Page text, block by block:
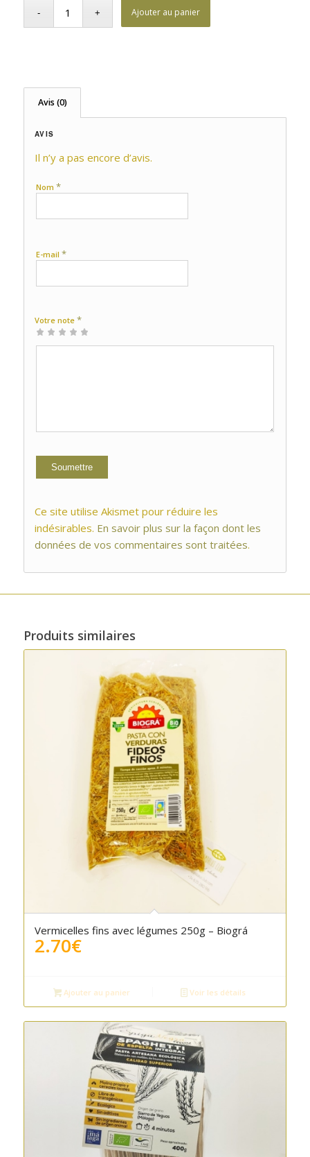
Ajouter au panier
Avis (0)
AVIS
Il n’y a pas encore d’avis.
Nom *
E-mail *
Votre note *
1 étoile
2 étoiles
3 étoiles
4 étoiles
5 étoiles
Ce site utilise Akismet pour réduire les
indésirables. En savoir plus sur la façon dont les
données de vos commentaires sont traitées.
Produits similaires
Vermicelles fins avec légumes 250g – Biográ
2.70€
Ajouter au panier Voir les détails